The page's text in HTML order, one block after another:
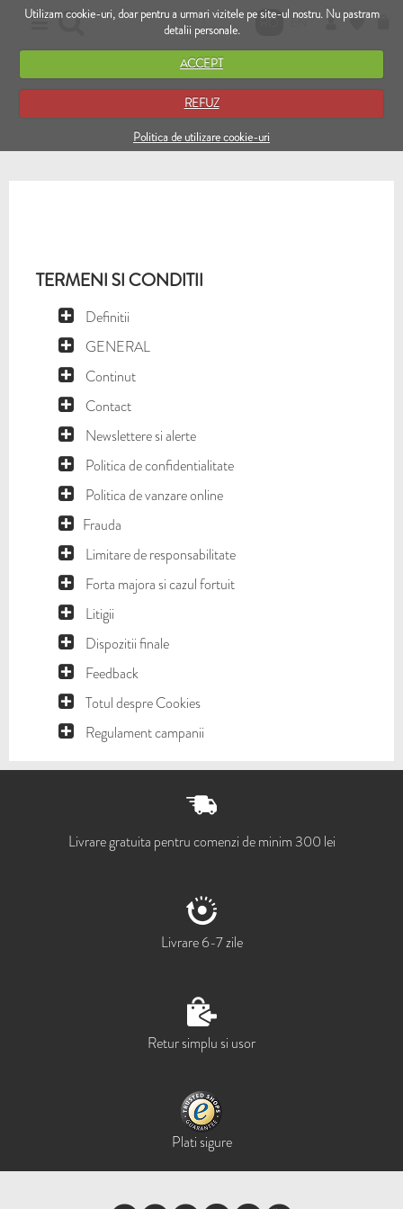
Utilizam cookie-uri, doar pentru a urmari vizitele pe site-ul nostru. Nu pastram
detalii personale.
ACCEPT
REFUZ
Politica de utilizare cookie-uri
RO EN
TERMENI SI CONDITII
Definitii
GENERAL
Continut
Contact
Newslettere si alerte
Politica de confidentialitate
Politica de vanzare online
Frauda
Limitare de responsabilitate
Forta majora si cazul fortuit
Litigii
Dispozitii finale
Feedback
Totul despre Cookies
Regulament campanii
Livrare gratuita pentru comenzi de minim 300 lei
Livrare 6-7 zile
Retur simplu si usor
Plati sigure